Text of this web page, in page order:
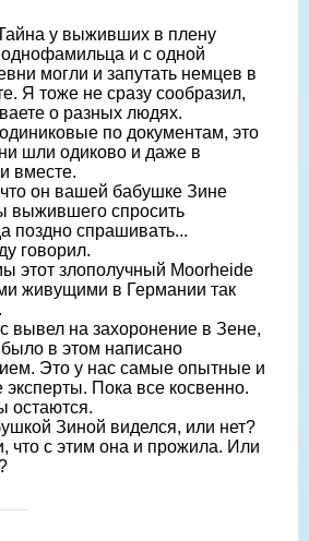
у выживших в плену
однофамильца и с одной
могли и запутать немцев в
Я тоже не сразу сообразил,
о разных людях.
по документам, это
шли одиково и даже в
вместе.
что он вашей бабушке Зине
выжившего спросить
поздно спрашивать...
говорил.
этот злополучный Moorheide
живущими в Германии так
вывел на захоронение в Зене,
в этом написано
Это у нас самые опытные и
Пока все косвенно.
остаются.
Зиной виделся, или нет?
что с этим она и прожила. Или